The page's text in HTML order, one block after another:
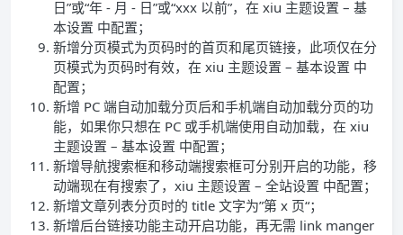
日”或“年 - 月 - 日”或“xxx 以前”，在 xiu 主题设置 – 基
本设置 中配置；
新增分页模式为页码时的首页和尾页链接，此项仅在分
页模式为页码时有效，在 xiu 主题设置 – 基本设置 中
配置；
新增 PC 端自动加载分页后和手机端自动加载分页的功
能，如果你只想在 PC 或手机端使用自动加载，在 xiu
主题设置 – 基本设置 中配置；
新增导航搜索框和移动端搜索框可分别开启的功能，移
动端现在有搜索了，xiu 主题设置 – 全站设置 中配置；
新增文章列表分页时的 title 文字为”第 x 页“；
新增后台链接功能主动开启功能，再无需 link manger